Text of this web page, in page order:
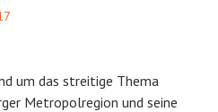
um das streitige Thema
Metropolregion und seine